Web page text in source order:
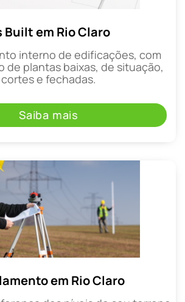
Built em Rio Claro
interno de edificações, com
de plantas baixas, de situação,
cortes e fechadas.
Saiba mais
em Rio Claro